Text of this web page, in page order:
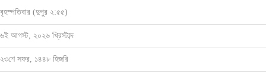
বৃহস্পতিবার (দুপুর ২:৫৫)
৬ই আগস্ট, ২০২৬ খ্রিস্টাব্দ
২৩শে সফর, ১৪৪৮ হিজরি